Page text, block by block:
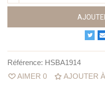
Référence: HSBA1914
AIMER 0 AJOUTER